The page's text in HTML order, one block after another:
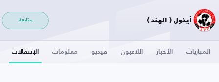
أيذول ( الهند ) متابعة
المباريات الأخبار اللاعبون فيديو معلومات الإنتقالات